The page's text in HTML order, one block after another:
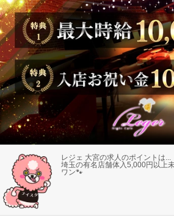
レジェ 大宮の求人のポイントは...
埼玉の有名店舗体入5,000円以上
ワン🐾